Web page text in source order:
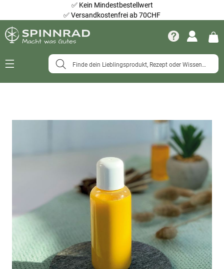
✅ Kein Mindestbestellwert
✅Versandkostenfrei ab 70CHF
Navigation